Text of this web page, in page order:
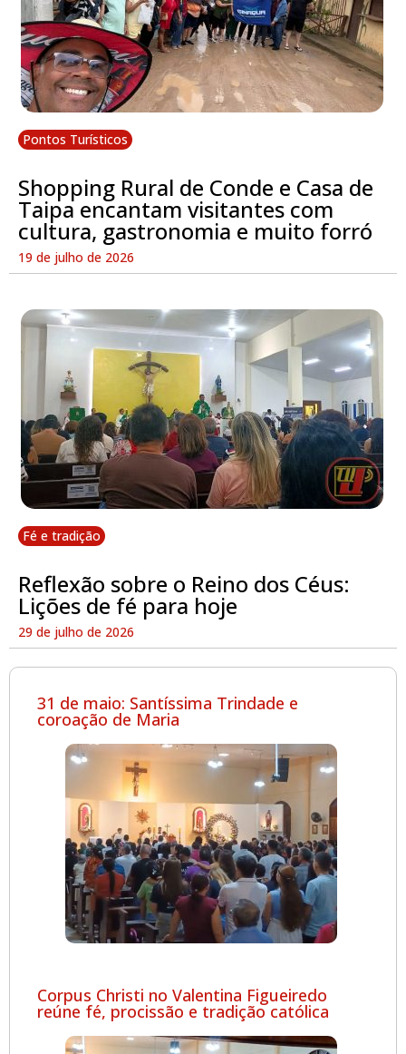
Pontos Turísticos
Shopping Rural de Conde e Casa de
Taipa encantam visitantes com
cultura, gastronomia e muito forró
19 de julho de 2026
Fé e tradição
Reflexão sobre o Reino dos Céus:
Lições de fé para hoje
29 de julho de 2026
31 de maio: Santíssima Trindade e
coroação de Maria
Corpus Christi no Valentina Figueiredo
reúne fé, procissão e tradição católica